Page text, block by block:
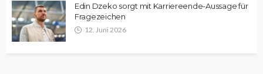
Edin Dzeko sorgt mit Karriereende-Aussage für
Fragezeichen
12. Juni 2026